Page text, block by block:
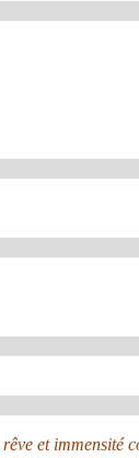
et immensité